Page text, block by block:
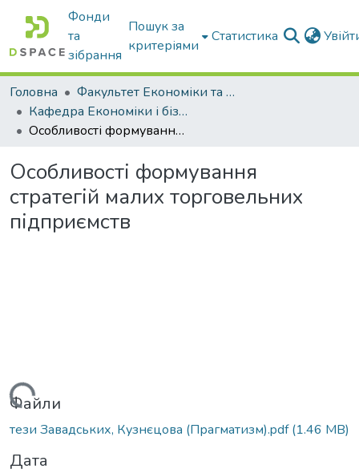
Фонди
та
зібрання
Пошук за
критеріями
Статистика
Головна
Факультет Економіки та бізнесу
Кафедра Економіки і бізнесу
Особливості формування стратегій малих торговельних підприємств
Особливості формування
стратегій малих торговельних
підприємств
Вантажиться...
Файли
тези Завадських, Кузнєцова (Прагматизм).pdf(1.46 MB)
Дата